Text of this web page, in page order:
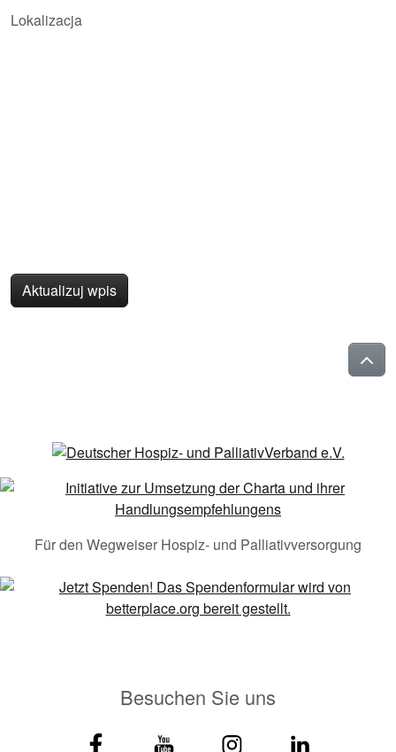
Lokalizacja
Aktualizuj wpis
Für den Wegweiser Hospiz- und Palliativversorgung
Besuchen Sie uns